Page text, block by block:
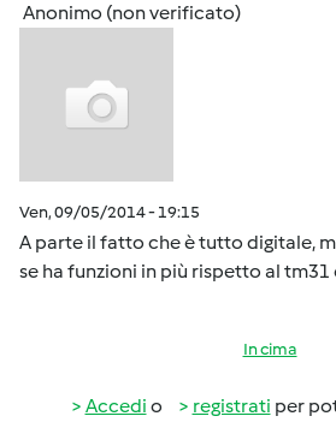
Anonimo (non verificato)
Ven, 09/05/2014 - 19:15
A parte il fatto che è tutto digitale,
se ha funzioni in più rispetto al tm31
In cima
Accedi o registrati per